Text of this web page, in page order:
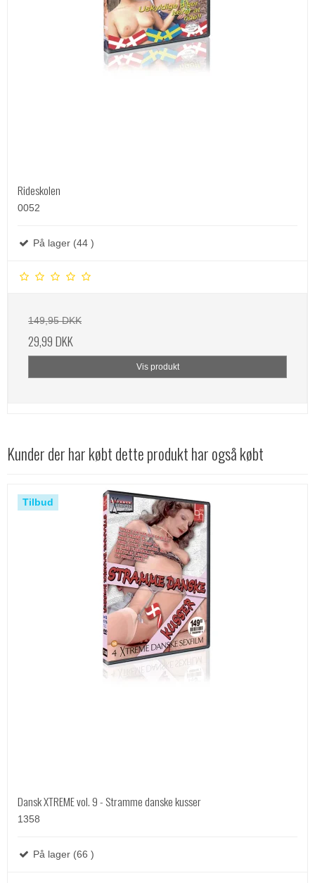
Rideskolen
0052
På lager (44 )
149,95 DKK
29,99 DKK
Vis produkt
Kunder der har købt dette produkt har også købt
Tilbud
Dansk XTREME vol. 9 - Stramme danske kusser
1358
På lager (66 )